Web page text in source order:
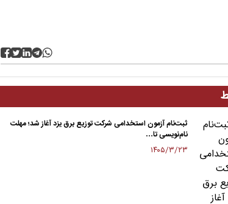
ثبت‌نام آزمون استخدامی شرکت توزیع برق یزد آغاز شد؛ مهلت
نام‌نویسی تا…
۱۴۰۵/۳/۲۳